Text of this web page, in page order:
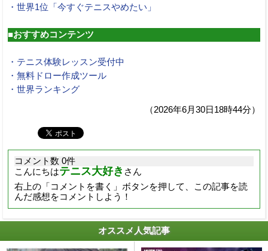
・世界1位「今すぐテニスやめたい」
■おすすめコンテンツ
・テニス体験レッスン受付中
・無料ドロー作成ツール
・世界ランキング
（2026年6月30日18時44分）
コメント数 0件
こんにちはテニス大好き さん
右上の「コメントを書く」ボタンを押して、この記事を読
んだ感想をコメントしよう！
オススメ人気記事